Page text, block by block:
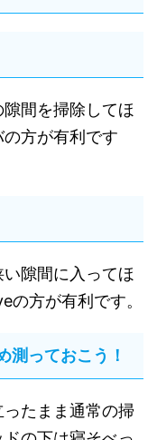
間を掃除してほ
方が有利です
隙間に入ってほ
の方が有利です。
測っておこう！
たまま通常の掃